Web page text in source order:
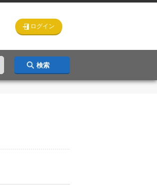
ログイン
検索